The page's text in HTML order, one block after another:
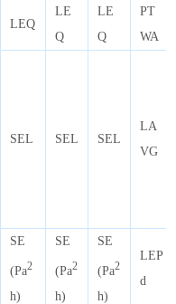
LEQ
LE
Q
LE
Q
PT
WA
SEL SEL SEL
LA
VG
SE
(Pa2
h)
SE
(Pa2
h)
SE
(Pa2
h)
LEP
d